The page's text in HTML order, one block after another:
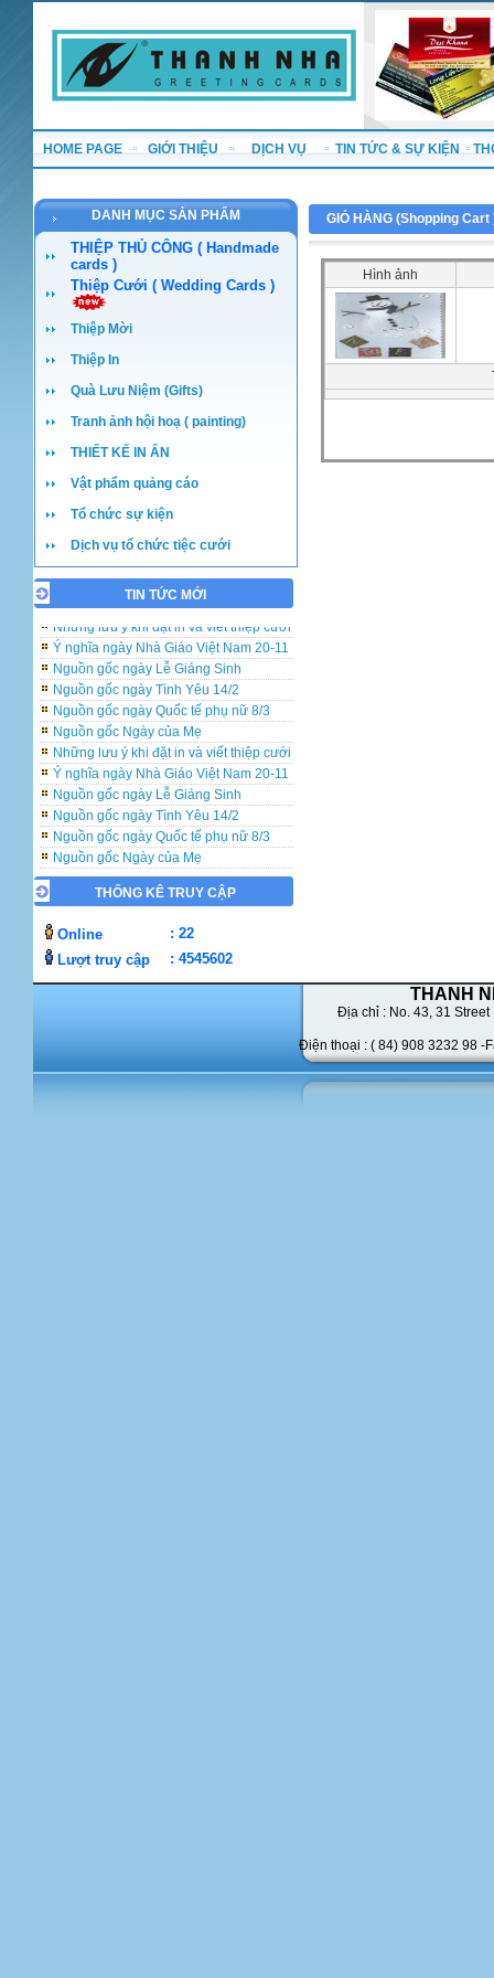
HOME PAGE GIỚI THIỆU DỊCH VỤ TIN TỨC & SỰ KIỆN
DANH MỤC SẢN PHẨM
THIỆP THỦ CÔNG ( Handmade
cards )
Thiệp Cưới ( Wedding Cards )
Thiệp Mời
Thiệp In
Quà Lưu Niệm (Gifts)
Tranh ảnh hội hoạ ( painting)
THIẾT KẾ IN ẤN
Vật phẩm quảng cáo
Tổ chức sự kiện
Dịch vụ tổ chức tiệc cưới
TIN TỨC MỚI
Ý nghĩa ngày Nhà Giáo Việt Nam 20-11
Nguồn gốc ngày Lễ Giáng Sinh
Nguồn gốc ngày Tình Yêu 14/2
Nguồn gốc ngày Quốc tế phụ nữ 8/3
Nguồn gốc Ngày của Mẹ
Những lưu ý khi đặt in và viết thiệp cưới
Ý nghĩa ngày Nhà Giáo Việt Nam 20-11
Nguồn gốc ngày Lễ Giáng Sinh
Nguồn gốc ngày Tình Yêu 14/2
Nguồn gốc ngày Quốc tế phụ nữ 8/3
Nguồn gốc Ngày của Mẹ
Những lưu ý khi đặt in và viết thiệp cưới
Ý nghĩa ngày Nhà Giáo Việt Nam 20-11
Nguồn gốc ngày Tình Yêu 14/2
Nguồn gốc ngày Quốc tế phụ nữ 8/3
THỐNG KÊ TRUY CẬP
Online
: 22
Lượt truy cập
: 4545602
GIỎ HÀNG (Shopping Cart
Hình ảnh
THANH
Địa chỉ : No. 43, 31 Street
Điện thoại : ( 84) 908 3232 98 -